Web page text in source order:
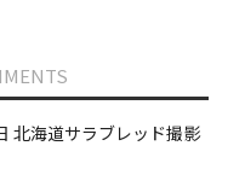
北海道サラブレッド撮影